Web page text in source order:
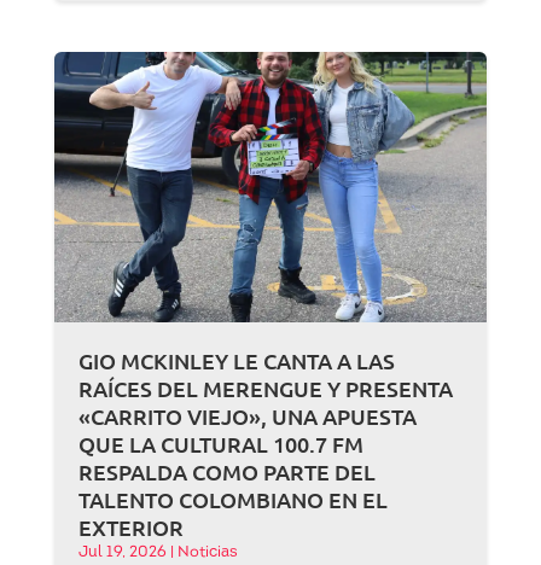
GIO MCKINLEY LE CANTA A LAS
RAÍCES DEL MERENGUE Y PRESENTA
«CARRITO VIEJO», UNA APUESTA
QUE LA CULTURAL 100.7 FM
RESPALDA COMO PARTE DEL
TALENTO COLOMBIANO EN EL
EXTERIOR
Jul 19, 2026 Noticias